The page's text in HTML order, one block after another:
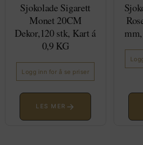
Sjokolade Sigarett
Monet 20CM
Dekor,120 stk, Kart á
0,9 KG
Logg inn for å se priser
LES MER →